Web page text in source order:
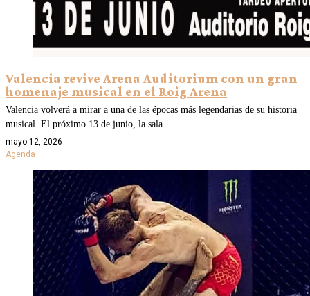
Valencia revive Arena Auditorium con un gran
homenaje musical en el Roig Arena
Valencia volverá a mirar a una de las épocas más legendarias de su historia
musical. El próximo 13 de junio, la sala
mayo 12, 2026
Agenda